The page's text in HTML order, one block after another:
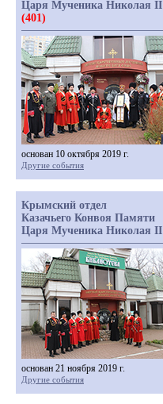
Царя Мученика Николая II
(401)
основан 10 октября 2019 г.
Другие события
Крымский отдел
Казачьего Конвоя Памяти
Царя Мученика Николая II
основан 21 ноября 2019 г.
Другие события